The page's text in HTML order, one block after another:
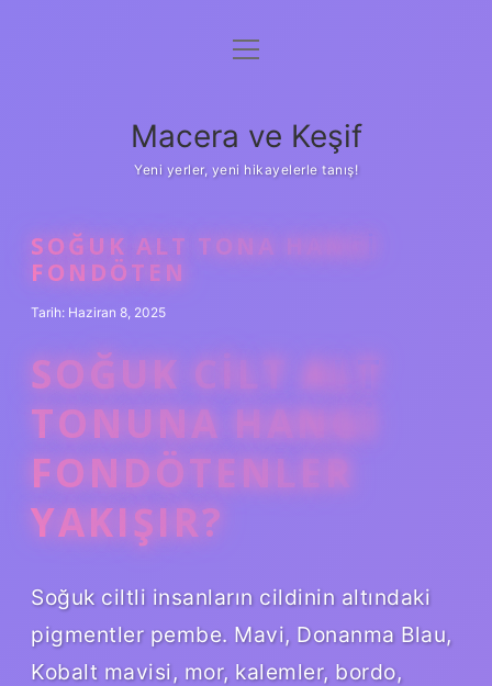
Anasayfa
Yasal Uyarı
menüyü
Macera ve Keşif
Yeni yerler, yeni hikayelerle tanış!
SOĞUK ALT TONA HANGI
FONDÖTEN
Tarih: Haziran 8, 2025
SOĞUK CILT ALT
TONUNA HANGI
FONDÖTENLER
YAKIŞIR?
Soğuk ciltli insanların cildinin altındaki
pigmentler pembe. Mavi, Donanma Blau,
Kobalt mavisi, mor, kalemler, bordo,